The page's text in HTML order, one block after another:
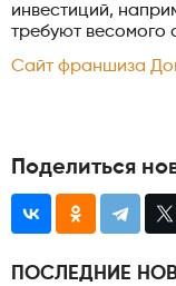
инвестиций,
требуют весомого
Сайт франшиза
Поделиться
ПОСЛЕДНИЕ